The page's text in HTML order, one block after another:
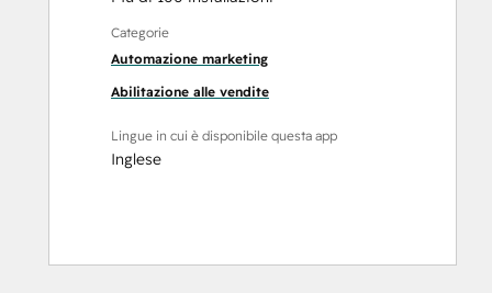
Categorie
Automazione marketing
Abilitazione alle vendite
Lingue in cui è disponibile questa app
Inglese